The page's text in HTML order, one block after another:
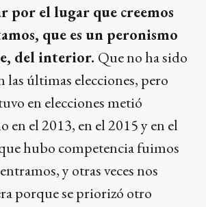
por el lugar que creemos
que es un peronismo
del interior. Que no ha sido
las últimas elecciones, pero
en elecciones metió
en el 2013, en el 2015 y en el
hubo competencia fuimos
y otras veces nos
porque se priorizó otro